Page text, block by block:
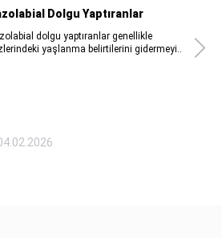
Dolgu Yaptıranlar
dolgu yaptıranlar genellikle
yaşlanma belirtilerini gidermeyi..